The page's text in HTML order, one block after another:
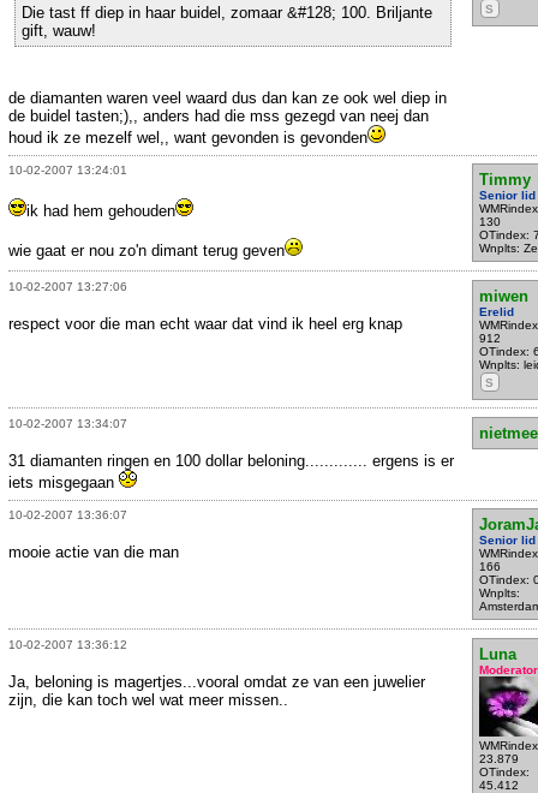
S
Die tast ff diep in haar buidel, zomaar &#128; 100. Briljante
gift, wauw!
de diamanten waren veel waard dus dan kan ze ook wel diep in
de buidel tasten;),, anders had die mss gezegd van neej dan
houd ik ze mezelf wel,, want gevonden is gevonden
10-02-2007 13:24:01
Timmy
Senior lid
130
OTindex:
Wnplts:
ik had hem gehouden
wie gaat er nou zo'n dimant terug geven
10-02-2007 13:27:06
miwen
Erelid
912
OTindex:
Wnplts:
S
respect voor die man echt waar dat vind ik heel erg knap
10-02-2007 13:34:07
31 diamanten ringen en 100 dollar beloning............. ergens is er
iets misgegaan
10-02-2007 13:36:07
Senior lid
166
OTindex:
Wnplts:
mooie actie van die man
10-02-2007 13:36:12
Luna
Moderator
23.879
OTindex:
45.412
Ja, beloning is magertjes...vooral omdat ze van een juwelier
zijn, die kan toch wel wat meer missen..